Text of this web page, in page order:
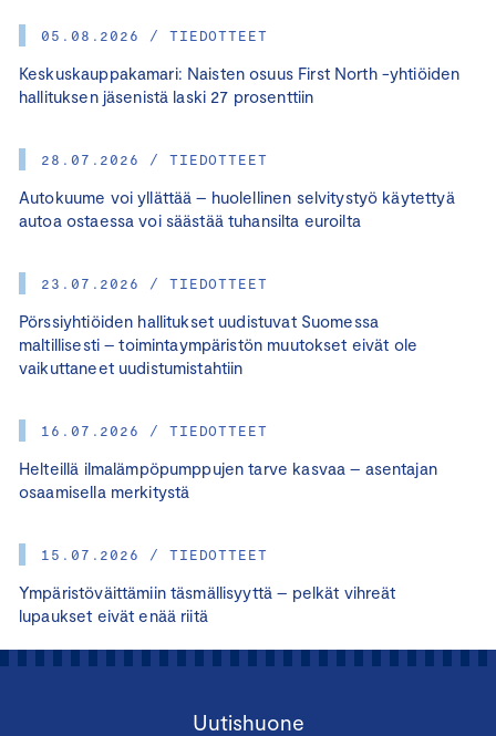
05.08.2026 / TIEDOTTEET
Keskuskauppakamari: Naisten osuus First North -yhtiöiden
hallituksen jäsenistä laski 27 prosenttiin
28.07.2026 / TIEDOTTEET
Autokuume voi yllättää – huolellinen selvitystyö käytettyä
autoa ostaessa voi säästää tuhansilta euroilta
23.07.2026 / TIEDOTTEET
Pörssiyhtiöiden hallitukset uudistuvat Suomessa
maltillisesti – toimintaympäristön muutokset eivät ole
vaikuttaneet uudistumistahtiin
16.07.2026 / TIEDOTTEET
Helteillä ilmalämpöpumppujen tarve kasvaa – asentajan
osaamisella merkitystä
15.07.2026 / TIEDOTTEET
Ympäristöväittämiin täsmällisyyttä – pelkät vihreät
lupaukset eivät enää riitä
Uutishuone